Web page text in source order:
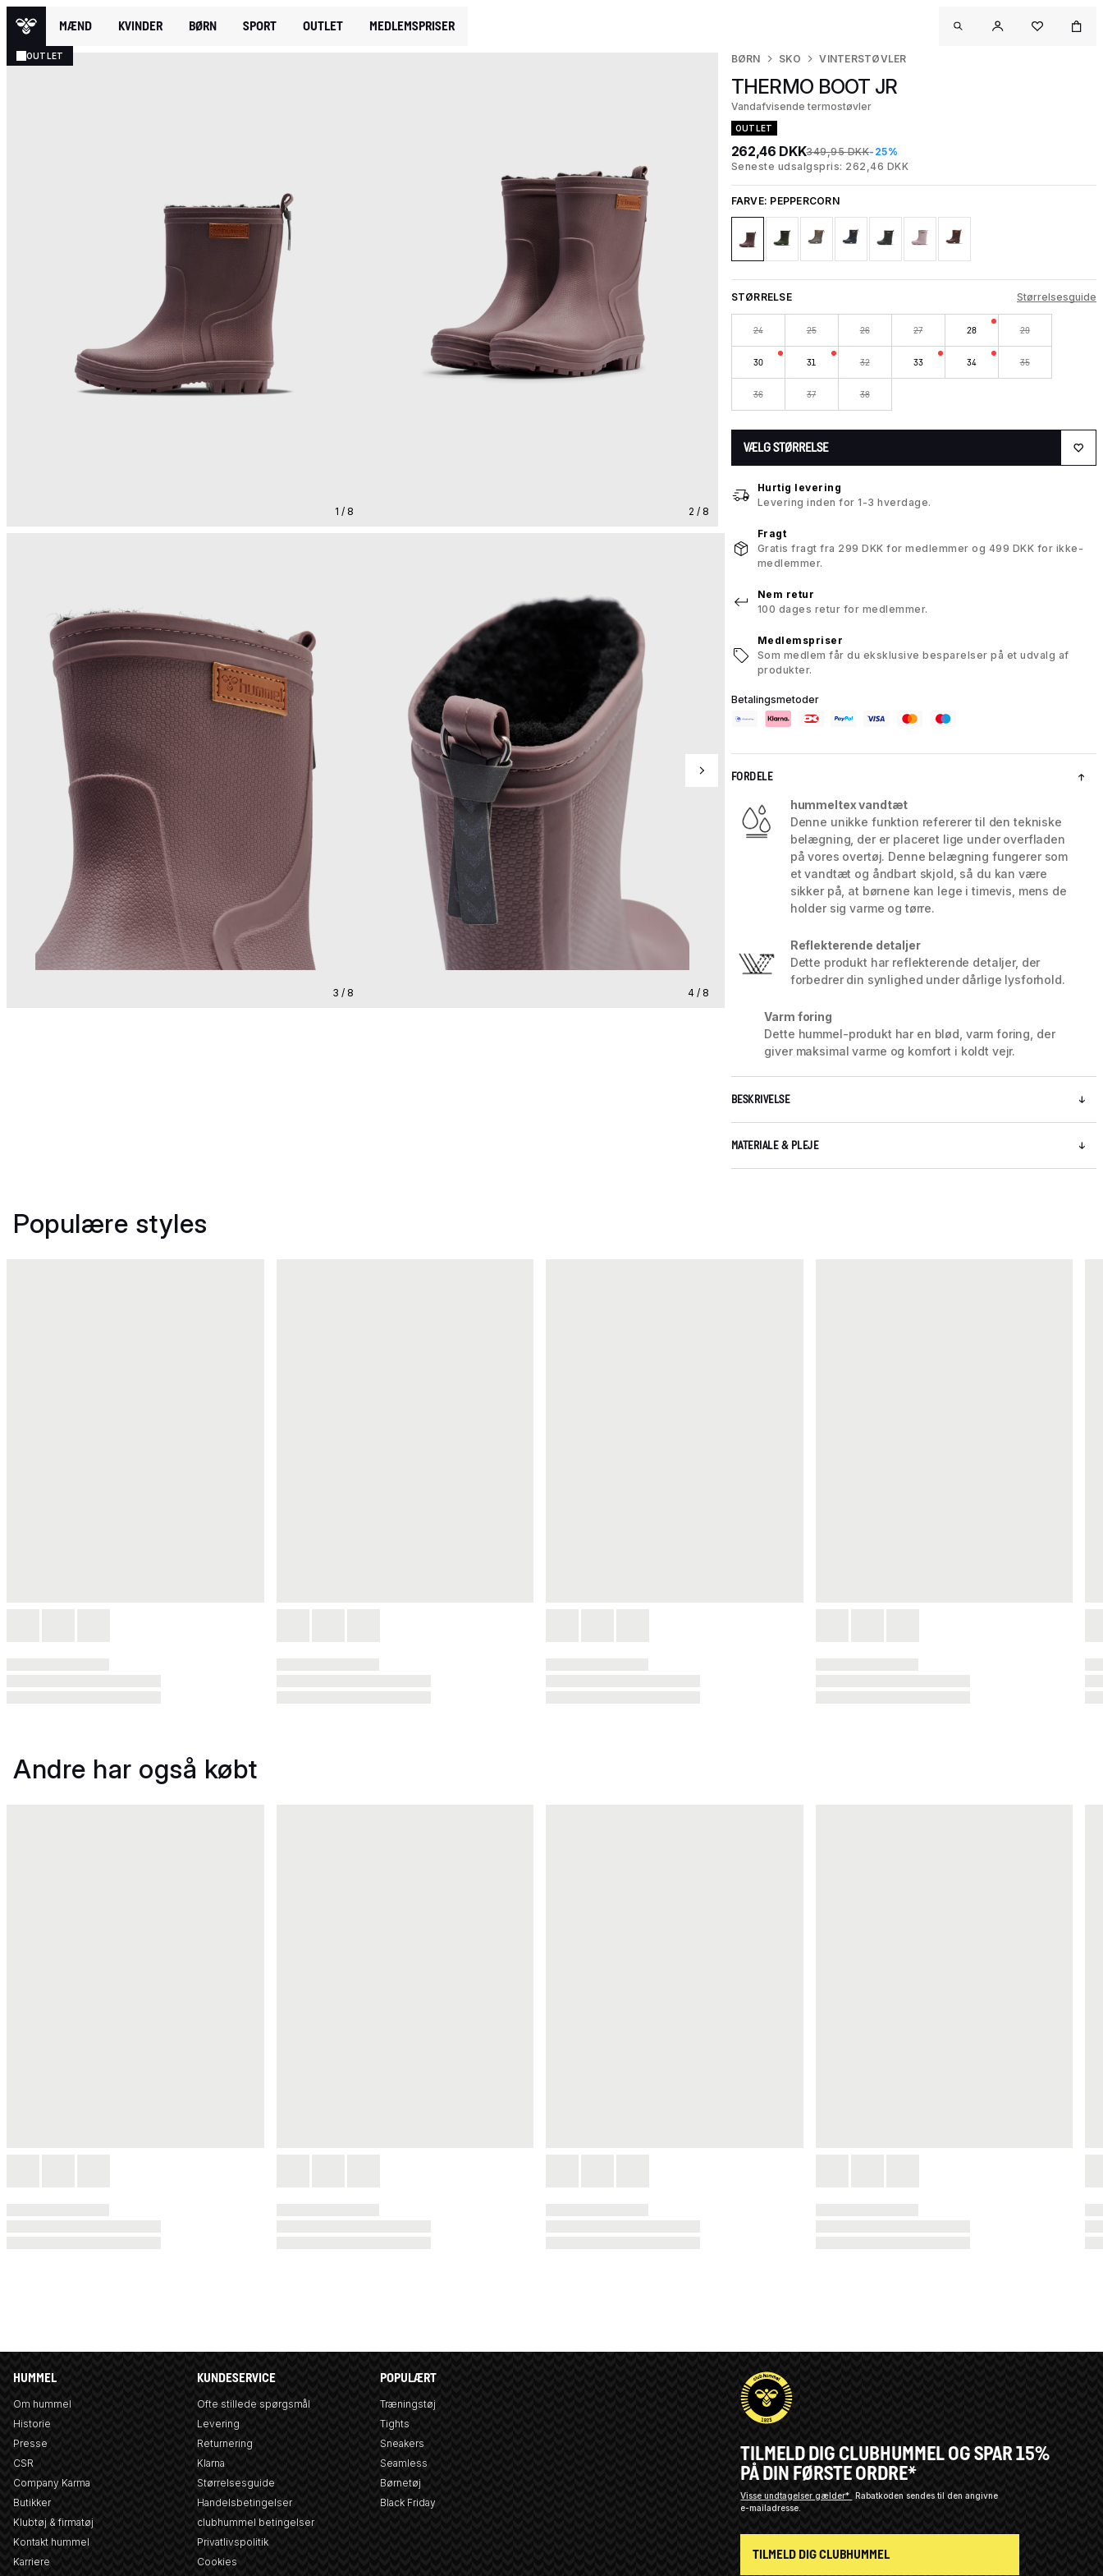
MÆND KVINDER BØRN SPORT OUTLET MEDLEMSPRISER
OUTLET
1 / 8 2 / 8
3 / 8 4 / 8
BØRN SKO VINTERSTØVLER
THERMO BOOT JR
Vandafvisende termostøvler
OUTLET
262,46 DKK349,95 DKK-25%
Seneste udsalgspris: 262,46 DKK
FARVE: PEPPERCORN
STØRRELSE Størrelsesguide
24 25 26 27 28 29
30 31 32 33 34 35
36 37 38
VÆLG STØRRELSE
Hurtig levering
Levering inden for 1-3 hverdage.
Fragt
Gratis fragt fra 299 DKK for medlemmer og 499 DKK for ikke-
medlemmer.
Nem retur
100 dages retur for medlemmer.
Medlemspriser
Som medlem får du eksklusive besparelser på et udvalg af
produkter.
Betalingsmetoder
FORDELE
hummeltex vandtæt
Denne unikke funktion refererer til den tekniske
belægning, der er placeret lige under overfladen
på vores overtøj. Denne belægning fungerer som
et vandtæt og åndbart skjold, så du kan være
sikker på, at børnene kan lege i timevis, mens de
holder sig varme og tørre.
Reflekterende detaljer
Dette produkt har reflekterende detaljer, der
forbedrer din synlighed under dårlige lysforhold.
Varm foring
Dette hummel-produkt har en blød, varm foring, der
giver maksimal varme og komfort i koldt vejr.
BESKRIVELSE
MATERIALE & PLEJE
Populære styles
Andre har også købt
HUMMEL
Om hummel
Historie
Presse
CSR
Company Karma
Butikker
Klubtøj & firmatøj
Kontakt hummel
Karriere
KUNDESERVICE
Ofte stillede spørgsmål
Levering
Returnering
Klarna
Størrelsesguide
Handelsbetingelser
clubhummel betingelser
Privatlivspolitik
Cookies
POPULÆRT
Træningstøj
Tights
Sneakers
Seamless
Børnetøj
Black Friday
TILMELD DIG CLUBHUMMEL OG SPAR 15%
PÅ DIN FØRSTE ORDRE*
Visse undtagelser gælder*
Rabatkoden sendes til den angivne
e-mailadresse.
TILMELD DIG CLUBHUMMEL